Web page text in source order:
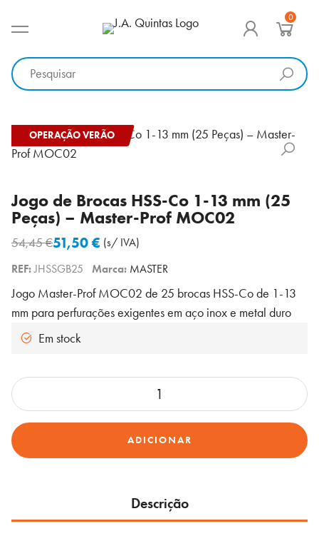
para
conteúdo
0
OPERAÇÃO VERÃO
Jogo de Brocas HSS-Co 1-13 mm (25
Peças) – Master-Prof MOC02
54,45€
O
preço
original
era:
51,50€
O
preço
atual
é:
(s/ IVA)
REF:JHSSGB25 Marca: MASTER
Jogo Master-Prof MOC02 de 25 brocas HSS-Co de 1-13
mm para perfurações exigentes em aço inox e metal duro
Em stock
Quantidade
de
Jogo
de
Brocas
1-
ADICIONAR
Descrição